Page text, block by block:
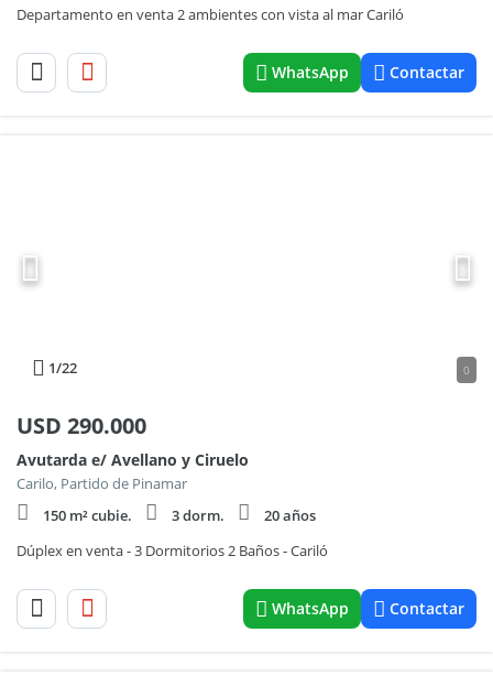
Departamento en venta 2 ambientes con vista al mar Cariló
WhatsApp Contactar
1/22 0
USD 290.000
Avutarda e/ Avellano y Ciruelo
Carilo, Partido de Pinamar
150 m² cubie.
3 dorm.
20 años
Dúplex en venta - 3 Dormitorios 2 Baños - Cariló
WhatsApp Contactar